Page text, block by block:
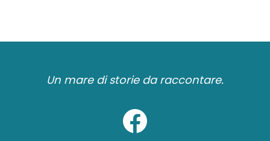
Un mare di storie da raccontare.